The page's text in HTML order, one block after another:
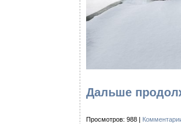
Дальше
Просмотров: 988 |